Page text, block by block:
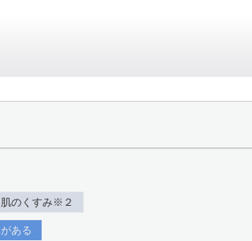
肌のくすみ※２
ある